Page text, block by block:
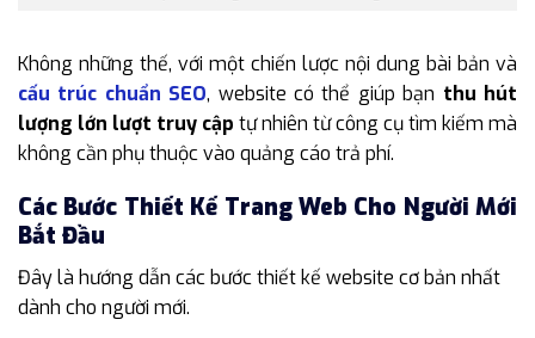
Không những thế, với một chiến lược nội dung bài bản và
cấu trúc chuẩn SEO, website có thể giúp bạn thu hút
lượng lớn lượt truy cập tự nhiên từ công cụ tìm kiếm mà
không cần phụ thuộc vào quảng cáo trả phí.
Các Bước Thiết Kế Trang Web Cho Người Mới
Bắt Đầu
Đây là hướng dẫn các bước thiết kế website cơ bản nhất
dành cho người mới.